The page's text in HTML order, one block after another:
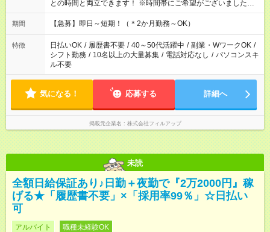
との時間と両立できます！ ※時間帯にご希望がございましたら
お気軽にご相談ください。
期間 【急募】即日～短期！（＊2か月勤務～OK）
特徴 日払いOK / 履歴書不要 / 40～50代活躍中 / 副業・WワークOK /
シフト勤務 / 10名以上の大量募集 / 電話対応なし / パソコンスキ
ル不要
気になる！ 応募する 詳細へ
掲載元企業名 株式会社フィルアップ
未読
全額日給保証あり♪日勤＋夜勤で『2万2000円』稼
げる★「履歴書不要」×「採用率99％」☆日払い
可
アルバイト 職種未経験OK